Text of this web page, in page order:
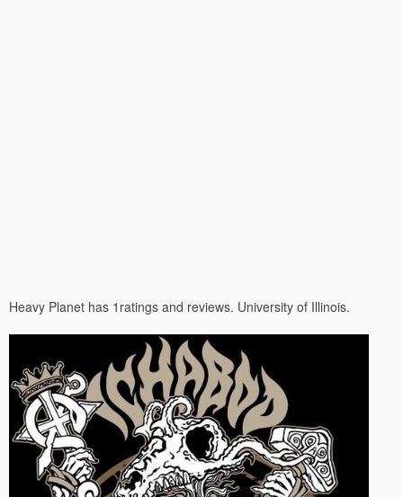
Heavy Planet has 1ratings and reviews. University of Illinois.